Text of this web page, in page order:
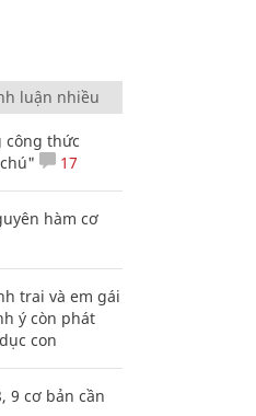
luận nhiều
công thức
17
hàm cơ
trai và em gái
ý còn phát
con
9 cơ bản cần